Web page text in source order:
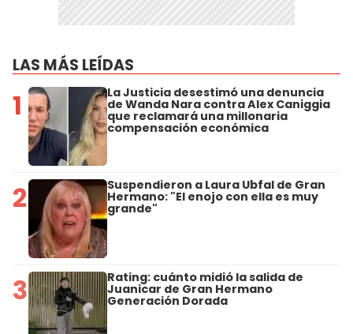
LAS MÁS LEÍDAS
1 La Justicia desestimó una denuncia
de Wanda Nara contra Alex Caniggia
que reclamará una millonaria
compensación económica
2 Suspendieron a Laura Ubfal de Gran
Hermano: "El enojo con ella es muy
grande"
3 Rating: cuánto midió la salida de
Juanicar de Gran Hermano
Generación Dorada